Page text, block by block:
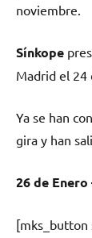
noviembre.
Sínkope
Madrid el 24
Ya se han
gira y han
26 de Enero
[mks_button